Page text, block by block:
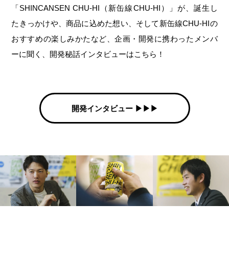
「SHINCANSEN CHU-HI（新缶線CHU-HI）」が、誕生し
たきっかけや、商品に込めた想い、そして新缶線CHU-HIの
おすすめの楽しみかたなど、企画・開発に携わったメンバ
ーに聞く、開発秘話インタビューはこちら！
開発インタビュー ▶︎▶︎▶︎